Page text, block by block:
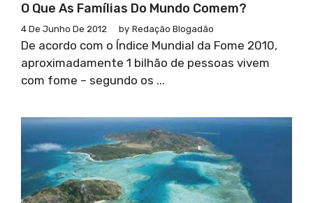
O Que As Famílias Do Mundo Comem?
4 De Junho De 2012 by Redação Blogadão
De acordo com o Índice Mundial da Fome 2010,
aproximadamente 1 bilhão de pessoas vivem
com fome – segundo os ...